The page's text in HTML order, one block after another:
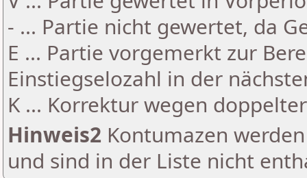
- ... Partie nicht gewertet, da
E ... Partie vorgemerkt zur
Einstiegselozahl in der
K ... Korrektur wegen
Hinweis2 Kontumazen
und sind in der Liste nicht